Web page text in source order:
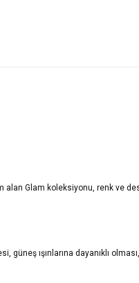
alan Glam koleksiyonu, renk ve
ışınlarına dayanıklı